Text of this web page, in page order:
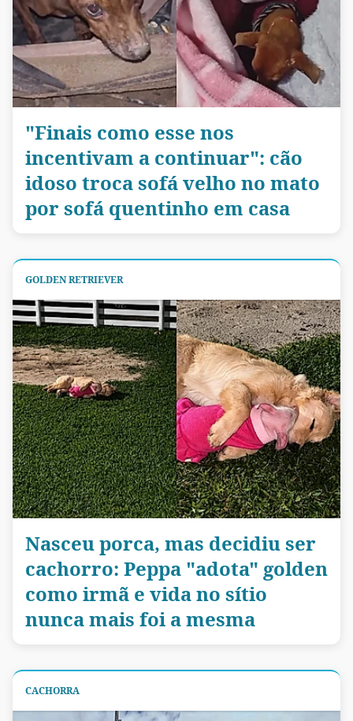
"Finais como esse nos
incentivam a continuar": cão
idoso troca sofá velho no mato
por sofá quentinho em casa
GOLDEN RETRIEVER
Nasceu porca, mas decidiu ser
cachorro: Peppa "adota" golden
como irmã e vida no sítio
nunca mais foi a mesma
CACHORRA